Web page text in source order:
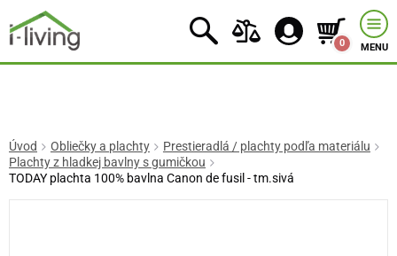
0 MENU
Úvod Obliečky a plachty
Prestieradlá / plachty podľa materiálu
Plachty z hladkej bavlny s gumičkou
TODAY plachta 100% bavlna Canon de fusil - tm.sivá